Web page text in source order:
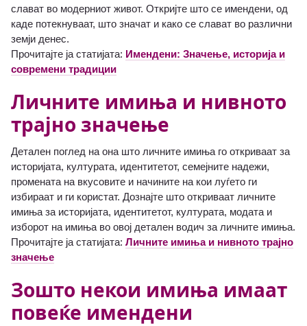
слават во модерниот живот. Откријте што се имендени, од
каде потекнуваат, што значат и како се слават во различни
земји денес.
Прочитајте ја статијата: Имендени: Значење, историја и
современи традиции
Личните имиња и нивното
трајно значење
Детален поглед на она што личните имиња го откриваат за
историјата, културата, идентитетот, семејните надежи,
промената на вкусовите и начините на кои луѓето ги
избираат и ги користат. Дознајте што откриваат личните
имиња за историјата, идентитетот, културата, модата и
изборот на имиња во овој детален водич за личните имиња.
Прочитајте ја статијата: Личните имиња и нивното трајно
значење
Зошто некои имиња имаат
повеќе имендени